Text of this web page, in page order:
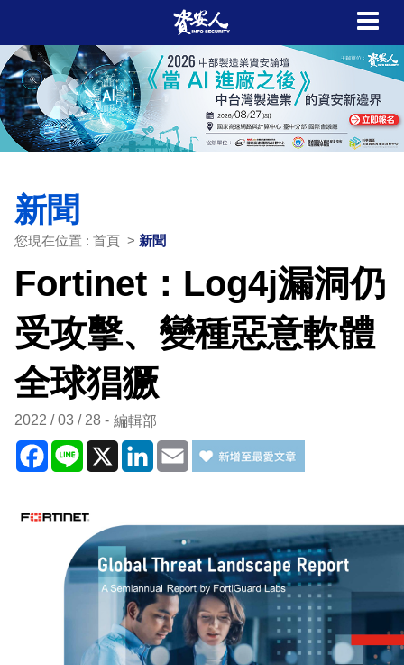
新聞
您現在位置 : 首頁 > 新聞
Fortinet：Log4j漏洞仍
受攻擊、變種惡意軟體
全球猖獗
2022 / 03 / 28 編輯部
Facebook
Line X LinkedIn
Email